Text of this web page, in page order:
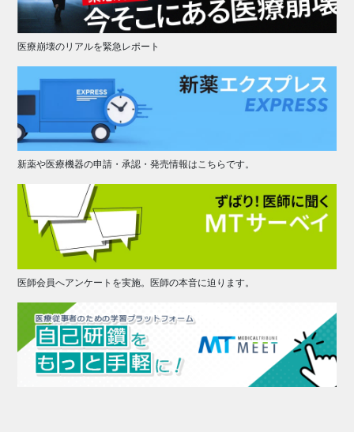
医療崩壊のリアルを緊急レポート
新薬や医療機器の申請・承認・発売情報はこちらです。
医師会員へアンケートを実施。医師の本音に迫ります。